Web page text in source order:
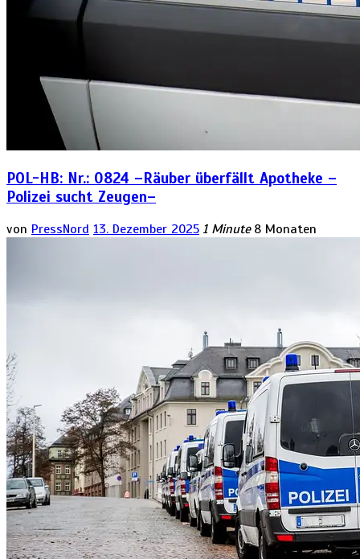
POL-HB: Nr.: 0824 –Räuber überfällt Apotheke –
Polizei sucht Zeugen–
von PressNord 13. Dezember 2025 1 Minute 8 Monaten